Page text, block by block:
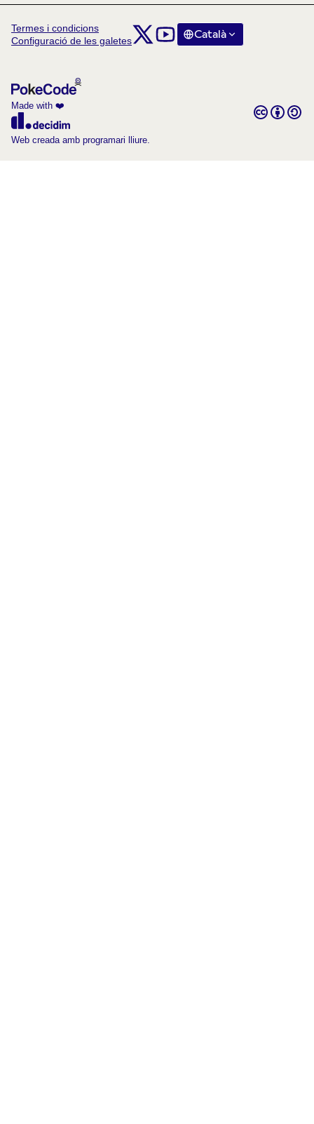
Termes i condicions
Configuració de les galetes
Comunitat Col·laboratori Catalunya a X
Comunitat Col·laboratori Catalunya
Català
Triar la llengua
Made with ❤️
(Enllaç extern)
Web creada amb programari lliure.
Amb
(Enllaç